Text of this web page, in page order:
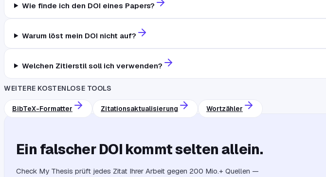
Wie finde ich den DOI eines Papers?
Warum löst mein DOI nicht auf?
Welchen Zitierstil soll ich verwenden?
WEITERE KOSTENLOSE TOOLS
BibTeX-Formatter Zitationsaktualisierung Wortzähler
Ein falscher DOI kommt selten allein.
Check My Thesis prüft jedes Zitat Ihrer Arbeit gegen 200 Mio.+ Quellen —